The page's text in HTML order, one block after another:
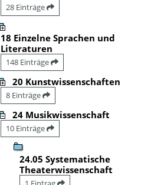
28 Einträge
18 Einzelne Sprachen und
Literaturen
148 Einträge
20 Kunstwissenschaften
8 Einträge
24 Musikwissenschaft
10 Einträge
24.05 Systematische
Theaterwissenschaft